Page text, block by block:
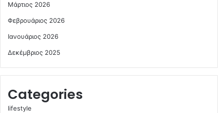
Μάρτιος 2026
Φεβρουάριος 2026
Ιανουάριος 2026
Δεκέμβριος 2025
Categories
lifestyle